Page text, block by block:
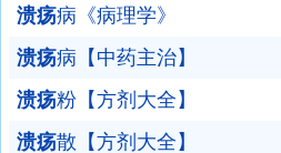
溃疡病《病理学》
溃疡病【中药主治】
溃疡粉【方剂大全】
溃疡散【方剂大全】